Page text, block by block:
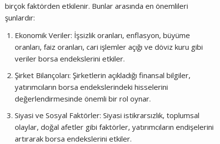
birçok faktörden etkilenir. Bunlar arasında en önemlileri
şunlardır:
Ekonomik Veriler: İşsizlik oranları, enflasyon, büyüme
oranları, faiz oranları, cari işlemler açığı ve döviz kuru gibi
veriler borsa endekslerini etkiler.
Şirket Bilançoları: Şirketlerin açıkladığı finansal bilgiler,
yatırımcıların borsa endekslerindeki hisselerini
değerlendirmesinde önemli bir rol oynar.
Siyasi ve Sosyal Faktörler: Siyasi istikrarsızlık, toplumsal
olaylar, doğal afetler gibi faktörler, yatırımcıların endişelerini
artırarak borsa endekslerini etkiler.